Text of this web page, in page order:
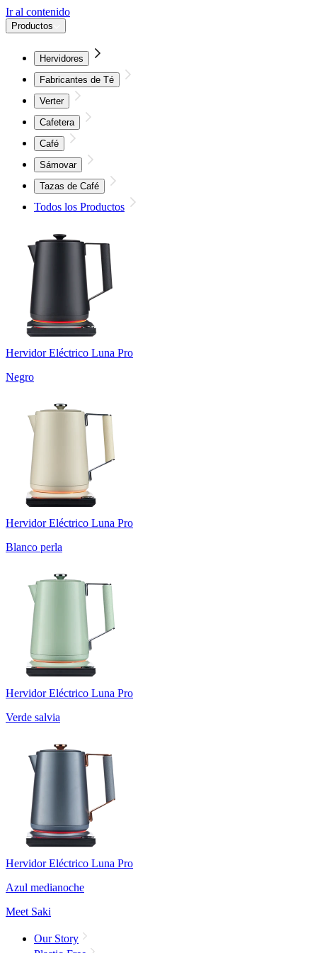
Ir al contenido
Productos
Hervidores
Fabricantes de Té
Verter
Cafetera
Café
Sámovar
Tazas de Café
Todos los Productos
Hervidor Eléctrico Luna Pro
Negro
Hervidor Eléctrico Luna Pro
Blanco perla
Hervidor Eléctrico Luna Pro
Verde salvia
Hervidor Eléctrico Luna Pro
Azul medianoche
Meet Saki
Our Story